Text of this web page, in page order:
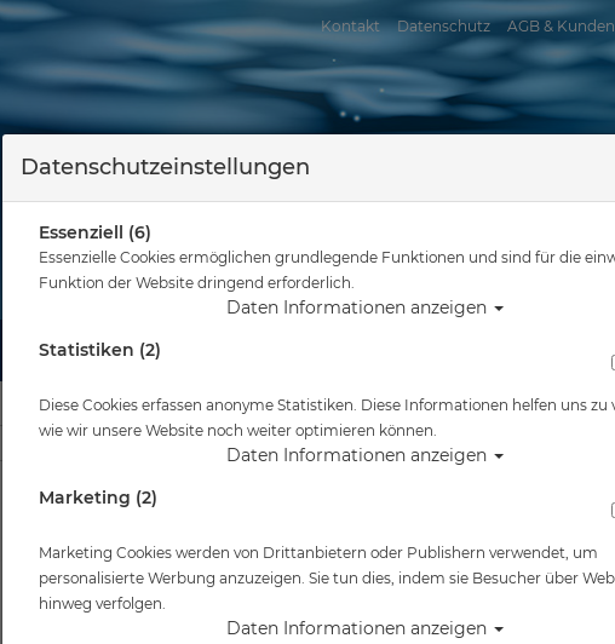
Kontakt Datenschutz AGB &
Wassersport
Sie sind hier Tauchausrüstung Polaris Bolt Snap für Rigging Kit
Alle Artikel zeigen aus:
Polaris Bolt Snap für Rigging Kit
Artikelnr.: pol-16522
Datenschutzeinstellungen
Essenziell (6)
Essenzielle Cookies ermöglichen grundlegende Funktionen und sind für die
Funktion der Website dringend erforderlich.
Daten Informationen anzeigen
Statistiken (2)
Diese Cookies erfassen anonyme Statistiken. Diese Informationen helfen uns zu
wie wir unsere Website noch weiter optimieren können.
Daten Informationen anzeigen
Marketing (2)
Marketing Cookies werden von Drittanbietern oder Publishern verwendet, um
personalisierte Werbung anzuzeigen. Sie tun dies, indem sie Besucher über
hinweg verfolgen.
Daten Informationen anzeigen